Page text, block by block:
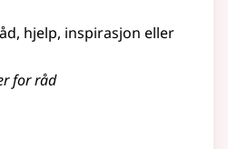
hjelp, inspirasjon eller
for råd